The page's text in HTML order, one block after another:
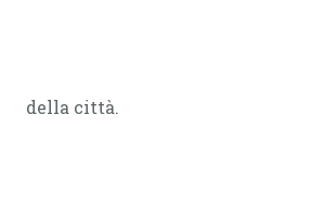
della città.